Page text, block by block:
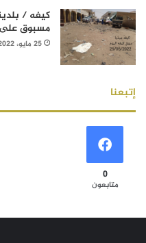
كيفه /
مسبوق على
25 مايو، 2022
إتبعنا
0
متابعون